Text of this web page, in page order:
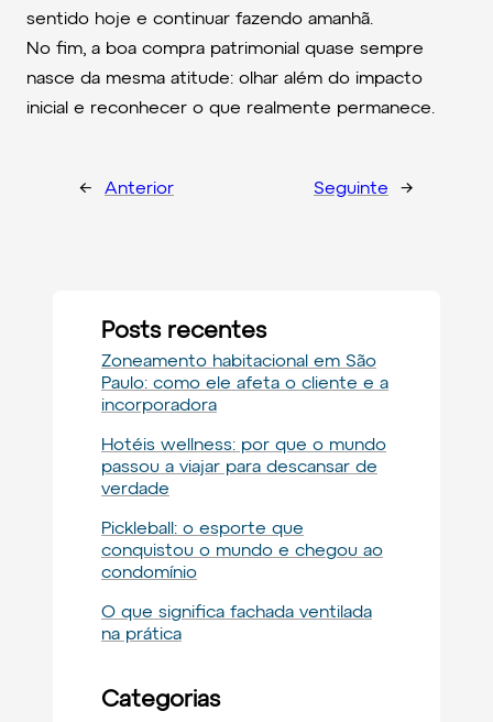
sentido hoje e continuar fazendo amanhã.
No fim, a boa compra patrimonial quase sempre
nasce da mesma atitude: olhar além do impacto
inicial e reconhecer o que realmente permanece.
← Anterior Seguinte →
Posts recentes
Zoneamento habitacional em São
Paulo: como ele afeta o cliente e a
incorporadora
Hotéis wellness: por que o mundo
passou a viajar para descansar de
verdade
Pickleball: o esporte que
conquistou o mundo e chegou ao
condomínio
O que significa fachada ventilada
na prática
Categorias